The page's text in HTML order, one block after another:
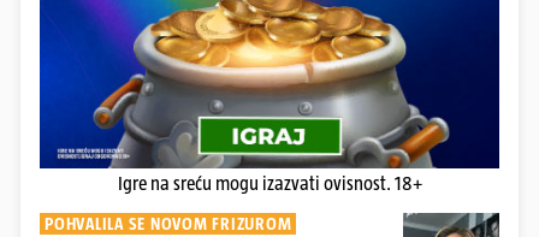
Igre na sreću mogu izazvati ovisnost. 18+
POHVALILA SE NOVOM FRIZUROM